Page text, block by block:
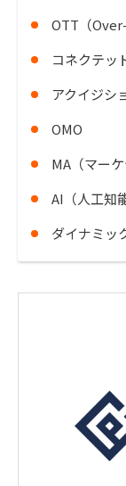
OTT（
コネクテッ
アクイジシ
OMO
MA（マー
AI（人工知
ダイナミッ